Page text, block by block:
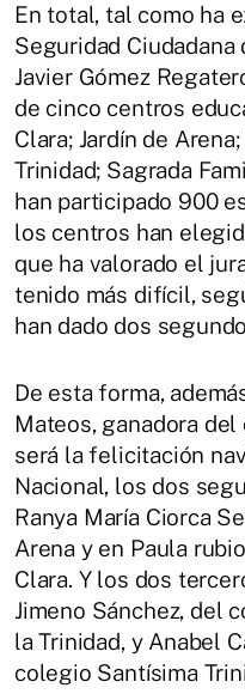
En total, tal como ha
Seguridad Ciudadana
Javier Gómez
de cinco centros
Clara; Jardín de
Trinidad; Sagrada
han participado 900
los centros han
que ha valorado el
tenido más difícil,
han dado dos
De esta forma,
Mateos, ganadora
será la felicitación
Nacional, los dos
Ranya María Ciorca
Arena y en Paula
Clara. Y los dos
Jimeno Sánchez, del
la Trinidad, y Anabel
colegio Santísima